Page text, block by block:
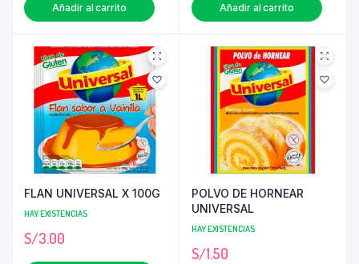
Añadir al carrito Añadir al carrito
FLAN UNIVERSAL X 100G
HAY EXISTENCIAS
S/3.00
POLVO DE HORNEAR
UNIVERSAL
HAY EXISTENCIAS
S/1.50